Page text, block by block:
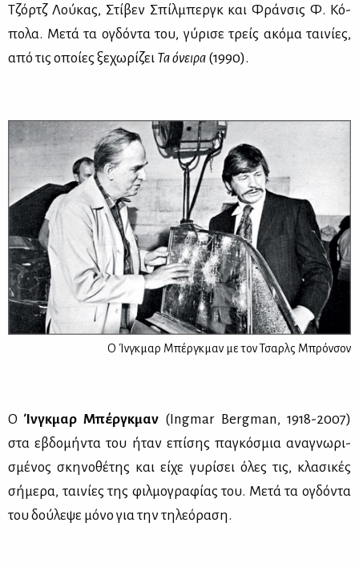
Τζόρτζ Λού­κας, Στί­βεν Σπίλ­μπεργκ και Φράν­σις Φ. Κό­
πο­λα. Με­τά τα ογδό­ντα του, γύ­ρι­σε τρείς ακό­μα ται­νί­ες,
από τις οποί­ες ξε­χω­ρί­ζει Τα όνει­ρα (1990).
Ο Ίνγκμαρ Μπέργκμαν με τον Τσαρλς Μπρόνσον
Ο Ίν­γκ­μαρ Μπέρ­γκ­μαν (Ingmar Bergman, 1918-2007)
στα εβδο­μή­ντα του ήταν επί­σης πα­γκό­σμια ανα­γνω­ρι­
σμέ­νος σκη­νο­θέ­της και εί­χε γυ­ρί­σει όλες τις, κλα­σι­κές
σή­με­ρα, ται­νί­ες της φιλ­μο­γρα­φί­ας του. Με­τά τα ογδό­ντα
του δού­λε­ψε μό­νο για την τη­λε­ό­ρα­ση.